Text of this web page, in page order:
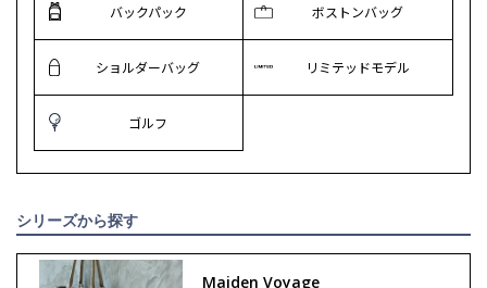
バックパック ボストンバッグ
ショルダーバッグ リミテッドモデル
ゴルフ
シリーズから探す
Maiden Voyage